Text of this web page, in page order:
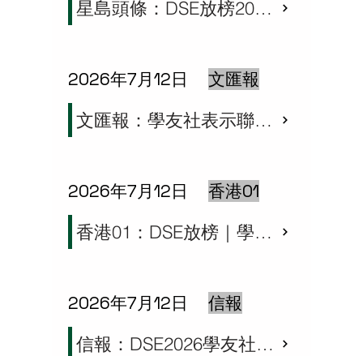
星島頭條：DSE放榜2026︱JUPAS人數增5%競爭勢加劇 學友社料5科22分較穩入八大 籲考生多元部署審慎選科
2026年7月12日 文匯報
文匯報：學友社表示聯招競爭加劇 建議學生全面準備
2026年7月12日 香港01
香港01：DSE放榜｜學友社：考生人數升5% 料22分才穩入八大 選科宜保守
2026年7月12日 信報
信報：DSE2026學友社放榜輔導熱線首日接19宗查詢